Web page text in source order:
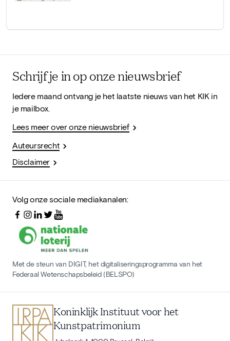
Schrijf je in op onze nieuwsbrief
Iedere maand ontvang je het laatste nieuws van het KIK in
je mailbox.
Lees meer over onze nieuwsbrief
Auteursrecht
Disclaimer
Volg onze sociale mediakanalen:
Met de steun van DIGIT, het digitaliseringsprogramma van het
Federaal Wetenschapsbeleid (BELSPO)
Koninklijk Instituut voor het
Kunstpatrimonium